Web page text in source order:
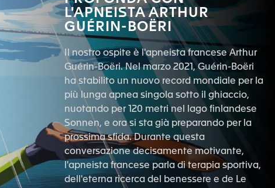
L'APNEISTA ARTHUR
GUÉRIN-BOËRI
Il nostro ospite è l'apneista francese Arthur
Guérin-Boëri. Nel marzo 2021, Guérin-Boëri
ha stabilito un nuovo record mondiale per la
più lunga apnea singola sotto il ghiaccio,
nuotando per 120 metri nel lago finlandese
Sonnen, e ora si sta già preparando per la
prossima sfida. Durante questa
conversazione decisamente motivante,
l'apneista francese parla di terapia sportiva,
dell'eterna ricerca del benessere e de Le